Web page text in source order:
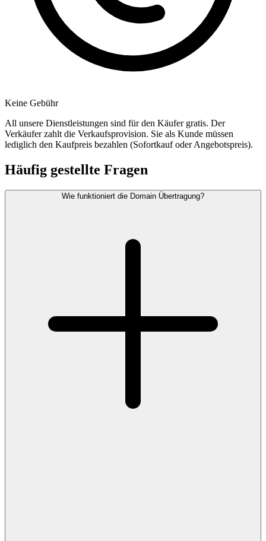
Keine Gebühr
All unsere Dienstleistungen sind für den Käufer gratis. Der
Verkäufer zahlt die Verkaufsprovision. Sie als Kunde müssen
lediglich den Kaufpreis bezahlen (Sofortkauf oder Angebotspreis).
Häufig gestellte Fragen
Wie funktioniert die Domain Übertragung?